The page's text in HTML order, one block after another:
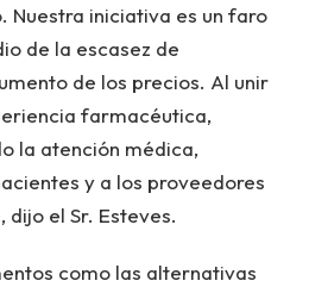
Nuestra iniciativa es un faro
de la escasez de
de los precios. Al unir
farmacéutica,
la atención médica,
y a los proveedores
dijo el Sr. Esteves.
como las alternativas